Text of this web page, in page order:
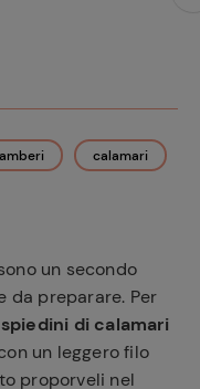
calamari
un secondo
da preparare. Per
spiedini di calamari
un leggero filo
proporveli nel